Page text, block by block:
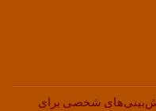
چهارشنبه ۱۴ مرداد ۱۴۰۵: پیش‌بینی‌های شخصی برای